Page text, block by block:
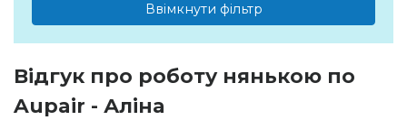
Ввімкнути фільтр
Відгук про роботу нянькою по
Aupair - Аліна